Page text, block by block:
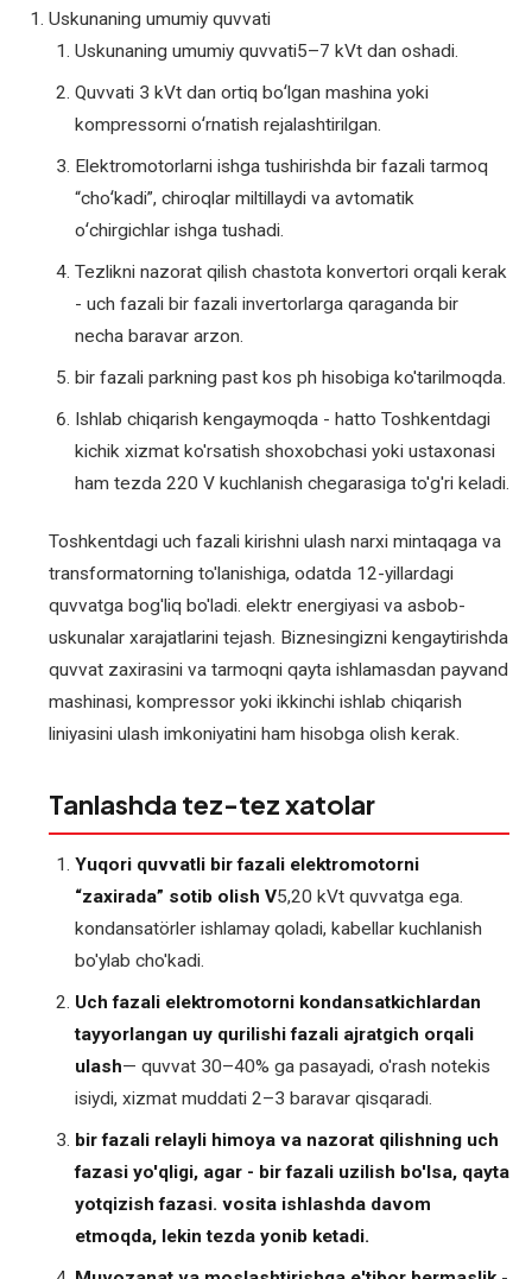
Uskunaning umumiy quvvati
Uskunaning umumiy quvvati5–7 kVt dan oshadi.
Quvvati 3 kVt dan ortiq boʻlgan mashina yoki
kompressorni oʻrnatish rejalashtirilgan.
Elektromotorlarni ishga tushirishda bir fazali tarmoq
“choʻkadi”, chiroqlar miltillaydi va avtomatik
oʻchirgichlar ishga tushadi.
Tezlikni nazorat qilish chastota konvertori orqali kerak
- uch fazali bir fazali invertorlarga qaraganda bir
necha baravar arzon.
bir fazali parkning past kos ph hisobiga ko'tarilmoqda.
Ishlab chiqarish kengaymoqda - hatto Toshkentdagi
kichik xizmat ko'rsatish shoxobchasi yoki ustaxonasi
ham tezda 220 V kuchlanish chegarasiga to'g'ri keladi.
Toshkentdagi uch fazali kirishni ulash narxi mintaqaga va
transformatorning to'lanishiga, odatda 12-yillardagi
quvvatga bog'liq bo'ladi. elektr energiyasi va asbob-
uskunalar xarajatlarini tejash. Biznesingizni kengaytirishda
quvvat zaxirasini va tarmoqni qayta ishlamasdan payvand
mashinasi, kompressor yoki ikkinchi ishlab chiqarish
liniyasini ulash imkoniyatini ham hisobga olish kerak.
Tanlashda tez-tez xatolar
Yuqori quvvatli bir fazali elektromotorni
“zaxirada” sotib olish V5,20 kVt quvvatga ega.
kondansatörler ishlamay qoladi, kabellar kuchlanish
bo'ylab cho'kadi.
Uch fazali elektromotorni kondansatkichlardan
tayyorlangan uy qurilishi fazali ajratgich orqali
ulash— quvvat 30–40% ga pasayadi, o'rash notekis
isiydi, xizmat muddati 2–3 baravar qisqaradi.
bir fazali relayli himoya va nazorat qilishning uch
fazasi yo'qligi, agar - bir fazali uzilish bo'lsa, qayta
yotqizish fazasi. vosita ishlashda davom
etmoqda, lekin tezda yonib ketadi.